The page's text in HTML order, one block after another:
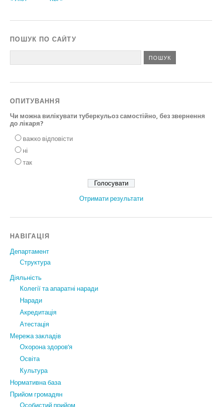
ПОШУК ПО САЙТУ
ОПИТУВАННЯ
Чи можна вилікувати туберкульоз самостійно, без звернення
до лікаря?
важко відповісти
ні
так
Отримати результати
НАВІГАЦІЯ
Департамент
Структура
Діяльність
Колегії та апаратні наради
Наради
Акредитація
Атестація
Мережа закладів
Охорона здоров’я
Освіта
Культура
Нормативна база
Прийом громадян
Особистий прийом